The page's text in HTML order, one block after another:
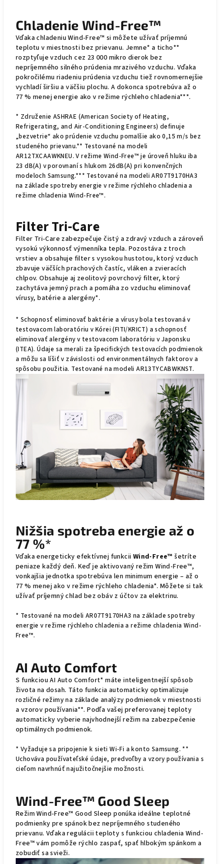
Chladenie Wind-Free™
Vďaka chladeniu Wind-Free™ si môžete užívať príjemnú
teplotu v miestnosti bez prievanu. Jemne* a ticho**
rozptyľuje vzduch cez 23 000 mikro dierok bez
nepríjemného silného prúdenia mrazivého vzduchu. Vďaka
pokročilému riadeniu prúdenia vzduchu tiež rovnomernejšie
vychladí širšiu a väčšiu plochu. A dokonca spotrebúva až o
77 % menej energie ako v režime rýchleho chladenia***.
* Združenie ASHRAE (American Society of Heating,
Refrigerating, and Air-Conditioning Engineers) definuje
„bezvetrie“ ako prúdenie vzduchu pomalšie ako 0,15 m/s bez
studeného prievanu.** Testované na modeli
AR12TXCAAWKNEU. V režime Wind-Free™ je úroveň hluku iba
23 dB(A) v porovnaní s hlukom 26dB(A) pri konvenčných
modeloch Samsung.*** Testované na modeli AR07T9170HA3
na základe spotreby energie v režime rýchleho chladenia a
režime chladenia Wind-Free™.
Filter Tri-Care
Filter Tri-Care zabezpečuje čistý a zdravý vzduch a zároveň
vysokú výkonnosť výmenníka tepla. Pozostáva z troch
vrstiev a obsahuje filter s vysokou hustotou, ktorý vzduch
zbavuje väčších prachových častíc, vláken a zvieracích
chlpov. Obsahuje aj zeolitový povrchový filter, ktorý
zachytáva jemný prach a pomáha zo vzduchu eliminovať
vírusy, batérie a alergény*.
* Schopnosť eliminovať baktérie a vírusy bola testovaná v
testovacom laboratóriu v Kórei (FITI/KRICT) a schopnosť
eliminovať alergény v testovacom laboratóriu v Japonsku
(ITEA). Údaje sa merali za špecifických testovacích podmienok
a môžu sa líšiť v závislosti od environmentálnych faktorov a
spôsobu použitia. Testované na modeli AR13TYCABWKNST.
Nižšia spotreba energie až o
77 %*
Vďaka energeticky efektívnej funkcii Wind-Free™ šetríte
peniaze každý deň. Keď je aktivovaný režim Wind-Free™,
vonkajšia jednotka spotrebúva len minimum energie – až o
77 % menej ako v režime rýchleho chladenia*. Môžete si tak
užívať príjemný chlad bez obáv z účtov za elektrinu.
* Testované na modeli AR07T9170HA3 na základe spotreby
energie v režime rýchleho chladenia a režime chladenia Wind-
Free™.
AI Auto Comfort
S funkciou AI Auto Comfort* máte inteligentnejší spôsob
života na dosah. Táto funkcia automaticky optimalizuje
rozličné režimy na základe analýzy podmienok v miestnosti
a vzorov používania**. Podľa vašej preferovanej teploty
automaticky vyberie najvhodnejší režim na zabezpečenie
optimálnych podmienok.
* Vyžaduje sa pripojenie k sieti Wi-Fi a konto Samsung. **
Uchováva používateľské údaje, predvoľby a vzory používania s
cieľom navrhnúť najužitočnejšie možnosti.
Wind-Free™ Good Sleep
Režim Wind-Free™ Good Sleep ponúka ideálne teplotné
podmienky pre spánok bez nepríjemného studeného
prievanu. Vďaka regulácii teploty s funkciou chladenia Wind-
Free™ vám pomôže rýchlo zaspať, spať hlbokým spánkom a
zobudiť sa svieži.